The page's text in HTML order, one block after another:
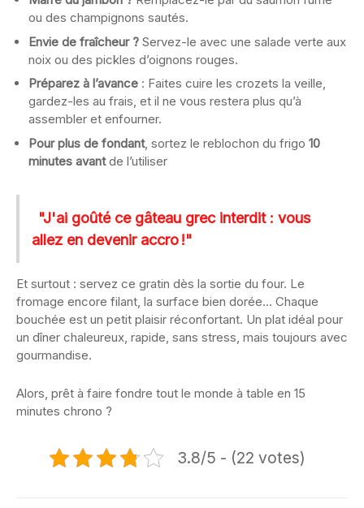
ou des champignons sautés.
Envie de fraîcheur ? Servez-le avec une salade verte aux
noix ou des pickles d’oignons rouges.
Préparez à l’avance : Faites cuire les crozets la veille,
gardez-les au frais, et il ne vous restera plus qu’à
assembler et enfourner.
Pour plus de fondant, sortez le reblochon du frigo 10
minutes avantde l’utiliser
"J'ai goûté ce gâteau grec interdit : vous
allez en devenir accro !"
Et surtout : servez ce gratin dès la sortie du four. Le
fromage encore filant, la surface bien dorée… Chaque
bouchée est un petit plaisir réconfortant. Un plat idéal pour
un dîner chaleureux, rapide, sans stress, mais toujours avec
gourmandise.
Alors, prêt à faire fondre tout le monde à table en 15
minutes chrono ?
3.8/5 - (22 votes)